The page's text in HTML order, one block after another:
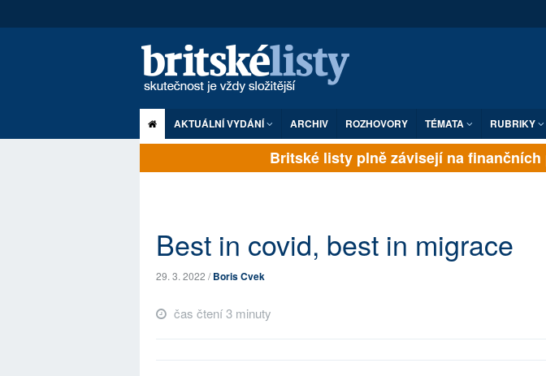
AKTUÁLNÍ VYDÁNÍ ARCHIV ROZHOVORY TÉMATA RUBRIKY
Britské listy plně závisejí na finančních
Best in covid, best in migrace
29. 3. 2022 /Boris Cvek
čas čtení 3 minuty